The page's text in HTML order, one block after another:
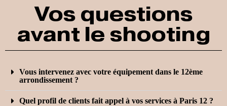
Vos questions
avant le shooting
Vous intervenez avec votre équipement dans le 12ème
arrondissement ?
Quel profil de clients fait appel à vos services à Paris 12 ?